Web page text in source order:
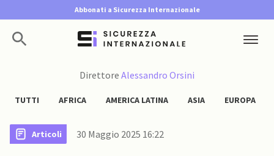
Abbonati a Sicurezza Internazionale
Direttore Alessandro Orsini
TUTTI AFRICA AMERICA LATINA ASIA EUROPA
Articoli 30 Maggio 2025 16:22